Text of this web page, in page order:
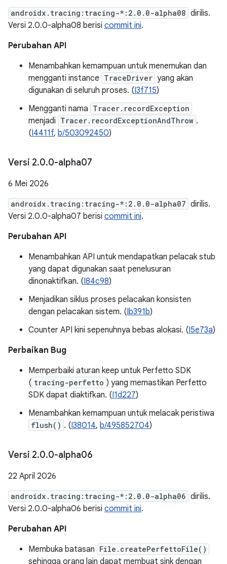
androidx.tracing:tracing-*:2.0.0-alpha08 dirilis.
Versi 2.0.0-alpha08 berisi commit ini.
Perubahan API
Menambahkan kemampuan untuk menemukan dan
mengganti instance TraceDriver yang akan
digunakan di seluruh proses. (I3f715)
Mengganti nama Tracer.recordException
menjadi Tracer.recordExceptionAndThrow .
(I4411f, b/503092450)
Versi 2.0.0-alpha07
6 Mei 2026
androidx.tracing:tracing-*:2.0.0-alpha07 dirilis.
Versi 2.0.0-alpha07 berisi commit ini.
Perubahan API
Menambahkan API untuk mendapatkan pelacak stub
yang dapat digunakan saat penelusuran
dinonaktifkan. (I84c98)
Menjadikan siklus proses pelacakan konsisten
dengan pelacakan sistem. (Ib391b)
Counter API kini sepenuhnya bebas alokasi. (I5e73a)
Perbaikan Bug
Memperbaiki aturan keep untuk Perfetto SDK
( tracing-perfetto ) yang memastikan Perfetto
SDK dapat diaktifkan. (I1d227)
Menambahkan kemampuan untuk melacak peristiwa
flush() . (I38014, b/495852704)
Versi 2.0.0-alpha06
22 April 2026
androidx.tracing:tracing-*:2.0.0-alpha06 dirilis.
Versi 2.0.0-alpha06 berisi commit ini.
Perubahan API
Membuka batasan File.createPerfettoFile()
sehingga orang lain dapat membuat sink dengan